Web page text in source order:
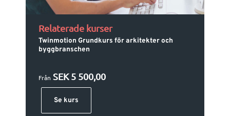
Relaterade kurser
Twinmotion Grundkurs för arkitekter och
byggbranschen
Från SEK 5 500,00
Se kurs